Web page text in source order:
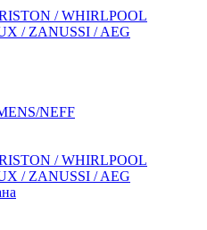
/ WHIRLPOOL
/ ZANUSSI / AEG
NEFF
/ WHIRLPOOL
/ ZANUSSI / AEG